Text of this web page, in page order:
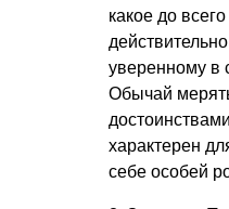
какое до
уверенному в
Обычай
характерен
себе особей